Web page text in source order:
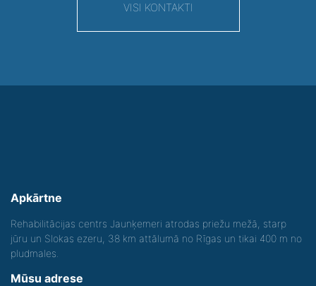
VISI KONTAKTI
Apkārtne
Rehabilitācijas centrs Jaunķemeri atrodas priežu mežā, starp
jūru un Slokas ezeru, 38 km attālumā no Rīgas un tikai 400 m no
pludmales.
Mūsu adrese